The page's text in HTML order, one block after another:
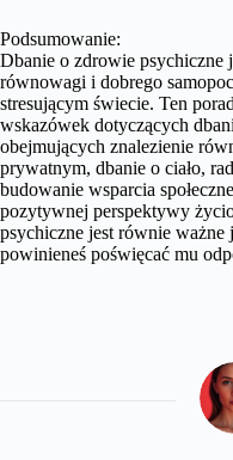
Podsumowanie:
Dbanie o zdrowie psychiczne
równowagi i dobrego
stresującym świecie. Ten
wskazówek dotyczących
obejmujących znalezienie
prywatnym, dbanie o ciało,
budowanie wsparcia
pozytywnej perspektywy
psychiczne jest równie
powinieneś poświęcać mu